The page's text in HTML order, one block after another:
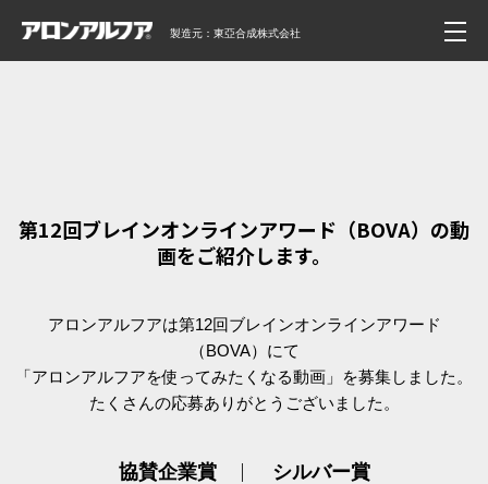
製造元：東亞合成株式会社
第12回ブレインオンラインアワード（BOVA）の動
画をご紹介します。
アロンアルフアは第12回ブレインオンラインアワード
（BOVA）にて
「アロンアルフアを使ってみたくなる動画」を募集しました。
たくさんの応募ありがとうございました。
協賛企業賞
シルバー賞